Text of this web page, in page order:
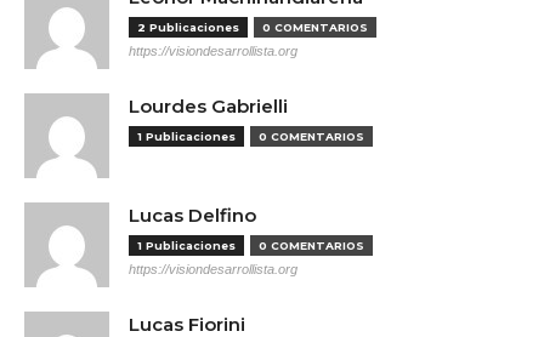
2 Publicaciones 0 COMENTARIOS
https://visiondesarrollista.org
Lourdes Gabrielli
1 Publicaciones 0 COMENTARIOS
Lucas Delfino
1 Publicaciones 0 COMENTARIOS
https://visiondesarrollista.org
Lucas Fiorini